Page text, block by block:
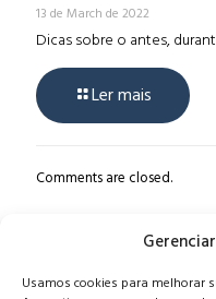
Usamos cookies para melhorar
13 de March de 2022
Dicas sobre o antes,
Ler mais
Comments are closed.
Alameda Oscar